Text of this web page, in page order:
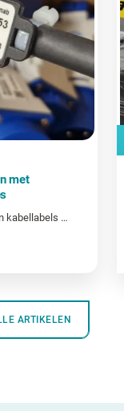
met
Ontdek de voordelen van kabellabels met barcodes en QR-codes.
ARTIKELEN